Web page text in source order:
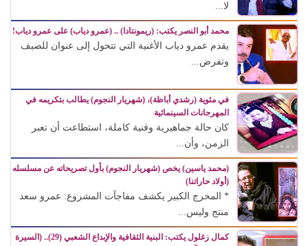
لا...
محمد أبو النصر يكتب: (ريمونتادا) .. (عمرو دياب) على عمرو دياب!
يقدم عمرو دياب الأغنية التي تتحول إلى عنوان للصيف
وتفرض...
في مئوية (رشدي أباظة)، (شهريار النجوم) يطالب بتكريمه في
المهرجانات السينمائية
كان حالة جماهيرية وفنية كاملة، استطاعت أن تعبر
الزمن، وأن...
(محمد ياسين) يخص (شهريار النجوم) بأول تصريحاته عن مسلسله
(أولاد حاراتنا)
* المخرج الكبير يكشف مفاجآت المشروع: عمرو سعد
منتج وليس...
كمال زغلول يكتب: البنية الثقافية والإبداع الشعبي (29).. (السيرة